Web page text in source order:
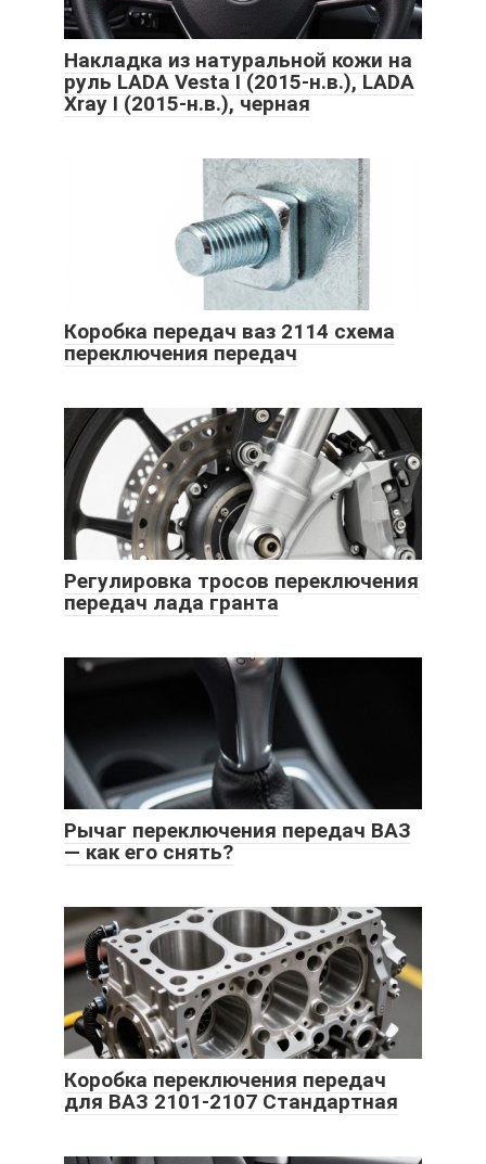
Накладка из натуральной кожи на
руль LADA Vesta I (2015-н.в.), LADA
Xray I (2015-н.в.), черная
Коробка передач ваз 2114 схема
переключения передач
Регулировка тросов переключения
передач лада гранта
Рычаг переключения передач ВАЗ
— как его снять?
Коробка переключения передач
для ВАЗ 2101-2107 Стандартная